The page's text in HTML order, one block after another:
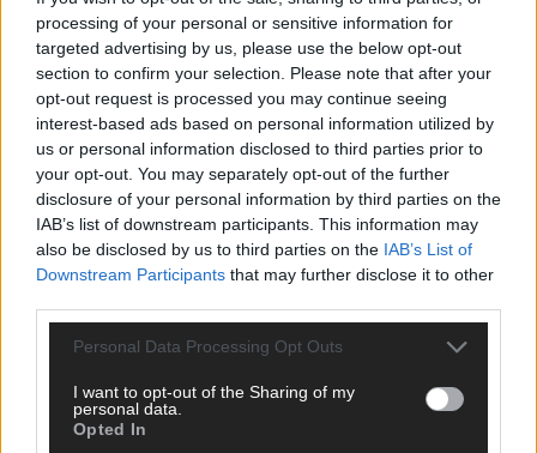
processing of your personal or sensitive information for
targeted advertising by us, please use the below opt-out
section to confirm your selection. Please note that after your
opt-out request is processed you may continue seeing
interest-based ads based on personal information utilized by
us or personal information disclosed to third parties prior to
your opt-out. You may separately opt-out of the further
disclosure of your personal information by third parties on the
IAB’s list of downstream participants. This information may
also be disclosed by us to third parties on the IAB’s List of
Downstream Participants that may further disclose it to other
Personal Data Processing Opt Outs
I want to opt-out of the Sharing of my
personal data.
Opted In
aufgestiegen – alle 25 Acts im Kurzcheck
Mai 2026
KOMMENTAR
JJ hat den Abend gerettet – der Rest des ESC-Halbfinales
war solide, aber kein Feuerwerk
Mai 2026
EXTRA
sechs zittern, einer chancenlos!
Mai 2026
KOMMENTAR
Wer zahlt, steht im Finale – ist das beim ESC wirklich fair?